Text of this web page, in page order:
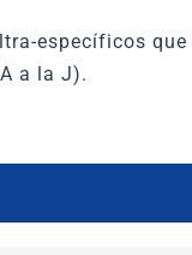
específicos
a la J).